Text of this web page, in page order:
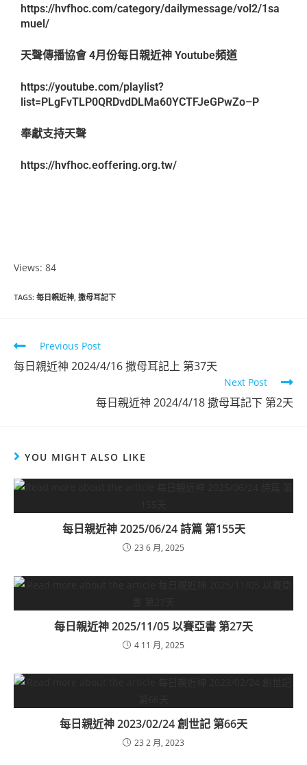
https://hvfhoc.com/category/dailymessage/vol2/1sa
muel/
天聲傳播協會 4月份每日親近神 Youtube頻道
https://youtube.com/playlist?
list=PLgFvTLP0QRDvdDLMa60YCTFJeGPwZo–P
奉獻支持天聲
https://hvfhoc.eoffering.org.tw/
Views: 84
TAGS: 每日親近神, 撒母耳記下
Previous Post
每日親近神 2024/4/16 撒母耳記上 第37天
Next Post
每日親近神 2024/4/18 撒母耳記下 第2天
YOU MIGHT ALSO LIKE
每日親近神 2025/06/24 詩篇 第155天
23 6 月, 2025
每日親近神 2025/11/05 以賽亞書 第27天
4 11 月, 2025
每日親近神 2023/02/24 創世記 第66天
23 2 月, 2023